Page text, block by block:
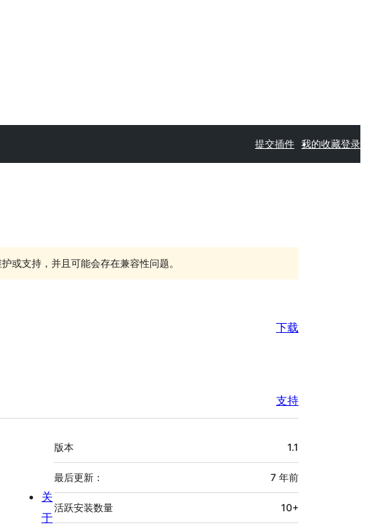
提交插件 我的收藏登录
或支持，并且可能会存在兼容性问题。
下载
支持
额
外
信
息
版本 1.1
最后更新： 7 年前
活跃安装数量 10+
关
于